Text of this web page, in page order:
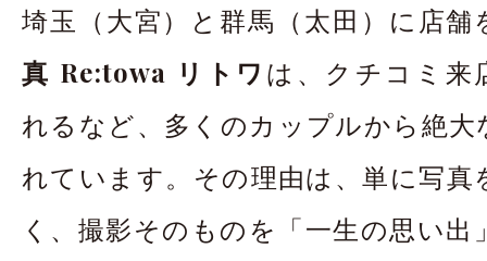
埼玉（大宮）と群馬（太田）に店舗
真 Re:towa リトワ は、クチコミ来
れるなど、多くのカップルから絶大
れています。その理由は、単に写真
く、撮影そのものを「一生の思い